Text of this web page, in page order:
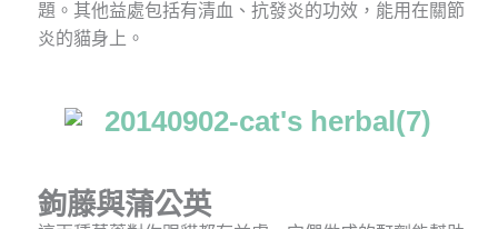
題。其他益處包括有清血、抗發炎的功效，能用在關節
炎的貓身上。
鉤藤與蒲公英